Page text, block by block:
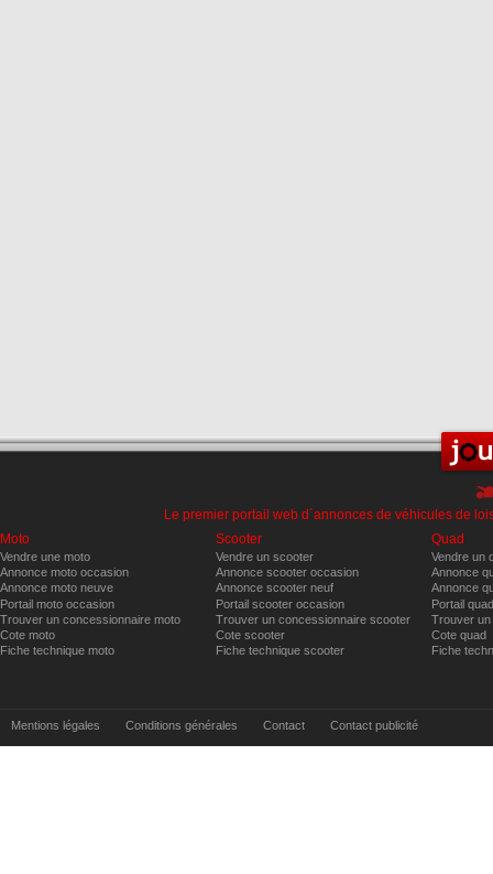
Le premier portail web d´annonces de véhicules de
Moto
Vendre une moto
Annonce moto occasion
Annonce moto neuve
Portail moto occasion
Trouver un concessionnaire moto
Cote moto
Fiche technique moto
Scooter
Vendre un scooter
Annonce scooter occasion
Annonce scooter neuf
Portail scooter occasion
Trouver un concessionnaire scooter
Cote scooter
Fiche technique scooter
Quad
Vendre un
Annonce
Annonce
Portail
Trouver
Cote quad
Fiche
Mentions légales Conditions générales Contact Contact publicité